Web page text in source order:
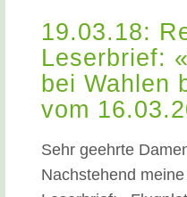
19.03.18:
Leserbrief:
bei Wahlen
vom
Sehr geehrte
Nachstehend